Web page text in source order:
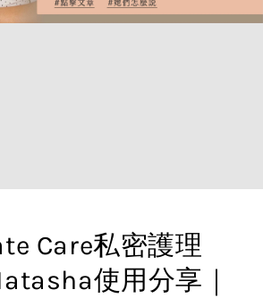
Care私密護理
使用分享｜